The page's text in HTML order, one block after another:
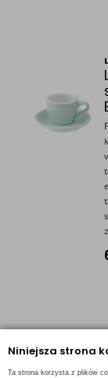
Niniejsza strona
Ta strona korzysta z plików